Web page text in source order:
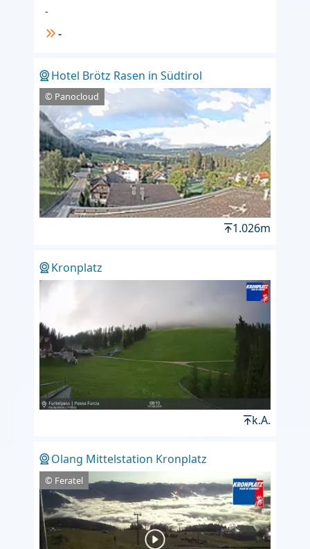
-
-
Hotel Brötz Rasen in Südtirol
© Panocloud
1.026m
Kronplatz
k.A.
Olang Mittelstation Kronplatz
© Feratel